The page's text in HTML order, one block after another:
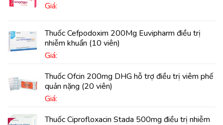
Giá:
Thuốc Cefpodoxim 200Mg Euvipharm điều trị
nhiễm khuẩn (10 viên)
Giá:
Thuốc Ofcin 200mg DHG hỗ trợ điều trị viêm phế
quản nặng (20 viên)
Giá:
Thuốc Ciprofloxacin Stada 500mg điều trị nhiễm